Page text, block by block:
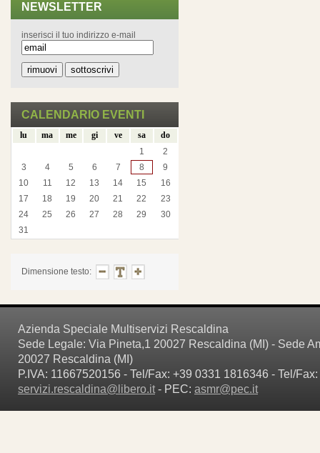
NEWSLETTER
inserisci il tuo indirizzo e-mail
CALENDARIO EVENTI
lu ma me gi ve sa
do
1
2
3
4 5 6 7 8
9
10
11 12 13 14 15
16
17
18 19 20 21 22
23
24
25 26 27 28 29
30
31
Dimensione testo:
Azienda Speciale Multiservizi Rescaldina
Sede Legale: Via Pineta,1 20027 Rescaldina (MI) - Sede
20027 Rescaldina (MI)
P.IVA: 11667520156 - Tel/Fax: +39 0331 1816346 - Tel/
servizi.rescaldina@libero.it- PEC: asmr@pec.it